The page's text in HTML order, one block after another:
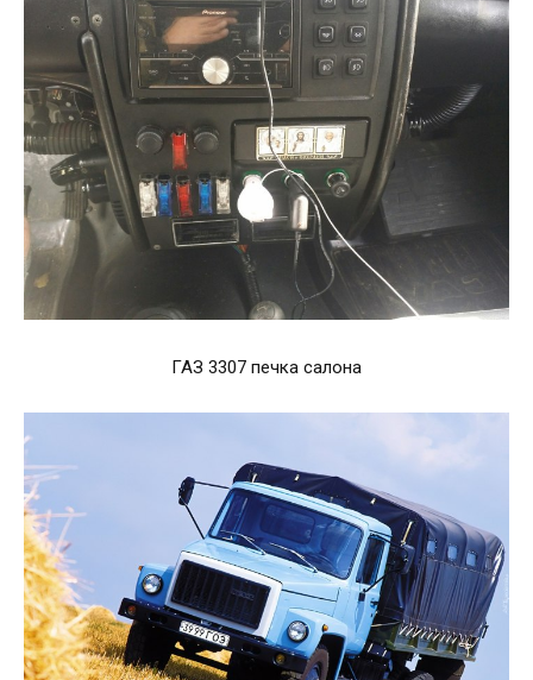
ГАЗ 3307 печка салона